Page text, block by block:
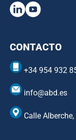
CONTACTO
+34 954 932
info@abd.es
Calle